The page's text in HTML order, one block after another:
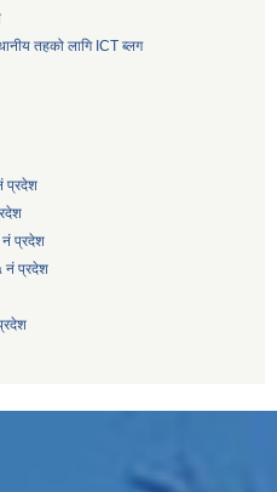
तहको लागि ICT ब्लग
प्रदेश
नं प्रदेश
नं प्रदेश